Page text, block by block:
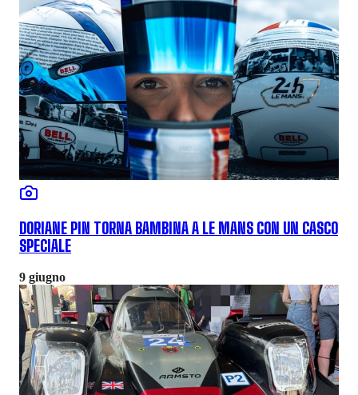
DORIANE PIN TORNA BAMBINA A LE MANS CON UN CASCO
SPECIALE
9 giugno